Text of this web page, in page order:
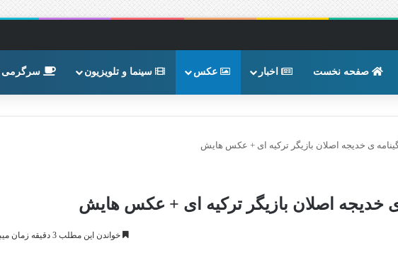
صفحه نخست اخبار عکس سینما و تلویزیون سرگرمی
ی خدیجه اصلان بازیگر ترکیه ای + عکس هایش
ی خدیجه اصلان بازیگر ترکیه ای + عکس هایش
خواندن این مطلب 3 دقیقه زمان میبرد